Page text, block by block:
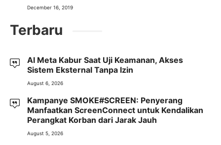
December 16, 2019
Terbaru
AI Meta Kabur Saat Uji Keamanan, Akses
Sistem Eksternal Tanpa Izin
August 6, 2026
Kampanye SMOKE#SCREEN: Penyerang
Manfaatkan ScreenConnect untuk Kendalikan
Perangkat Korban dari Jarak Jauh
August 5, 2026